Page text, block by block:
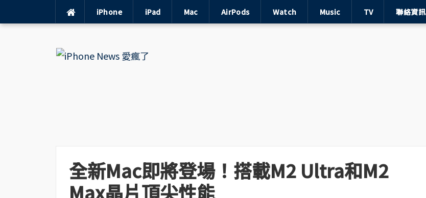
iPhone iPad Mac AirPods Watch Music TV 聯絡資訊
全新Mac即將登場！搭載M2 Ultra和M2
Max晶片頂尖性能